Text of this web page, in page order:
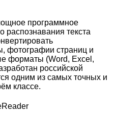
программное
распознавания текста
фотографии страниц и
форматы (Word, Excel,
российской
одним из самых точных и
классе.